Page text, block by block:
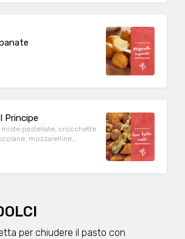
Principe
miste pastellate, crocchette
mozzarelline
per chiudere il pasto con